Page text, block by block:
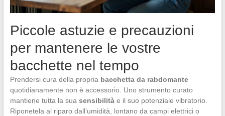
Piccole astuzie e precauzioni
per mantenere le vostre
bacchette nel tempo
Prendersi cura della propria bacchetta da rabdomante
quotidianamente non è accessorio. Uno strumento curato
mantiene tutta la sua sensibilitàe il suo potenziale vibratorio.
Riponetela al riparo dall’umidità, lontano da campi elettrici o